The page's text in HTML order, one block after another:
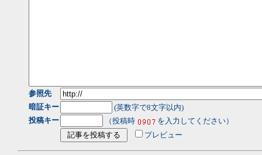
参照先
暗証キー
(英数字で8文字以内)
投稿キー
（投稿時
を入力してください）
プレビュー